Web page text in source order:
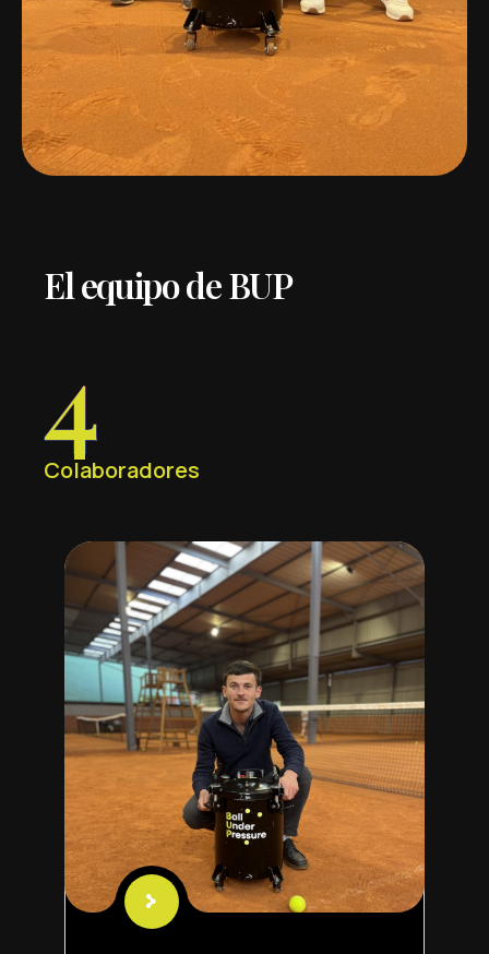
ElequipodeBUP
Colaboradores
4